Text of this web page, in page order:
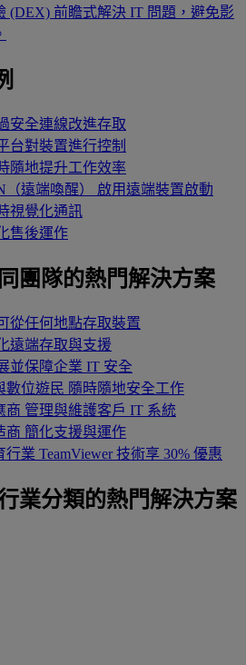
(DEX) 前瞻式解決 IT 問題，避免影
安全連線改進存取
台對裝置進行控制
隨地提升工作效率
（遠端喚醒）
啟用遠端裝置啟動
視覺化通訊
售後運作
團隊的熱門解決方案
從任何地點存取裝置
遠端存取與支援
並保障企業 IT 安全
數位遊民 隨時隨地安全工作
商 管理與維護客戶 IT 系統
商 簡化支援與運作
行業 TeamViewer 技術享 30% 優惠
業分類的熱門解決方案